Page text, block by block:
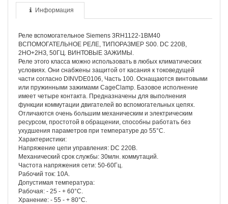
Информация
Реле вспомогательное Siemens 3RH1122-1BM40
ВСПОМОГАТЕЛЬНОЕ РЕЛЕ, ТИПОРАЗМЕР S00. DC 220В,
2НО+2НЗ, 50ГЦ. ВИНТОВЫЕ ЗАЖИМЫ.
Реле этого класса можно использовать в любых климатических
условиях. Они снабжены защитой от касания к токоведущей
части согласно DINVDE0106, Часть 100. Оснащаются винтовыми
или пружинными зажимами CageClamp. Базовое исполнение
имеет четыре контакта. Предназначены для выполнения
функции коммутации двигателей во вспомогательных цепях.
Отличаются очень большим механическим и электрическим
ресурсом, простотой в обращении, способны работать без
ухудшения параметров при температуре до 55°С.
Характеристики:
Напряжение цепи управления: DС 220В.
Механический срок службы: 30млн. коммутаций.
Частота напряжения сети: 50-60Гц.
Рабочий ток: 10А.
Допустимая температура:
Рабочая: - 25 - + 60°С.
Хранение: - 55 - + 80°С.